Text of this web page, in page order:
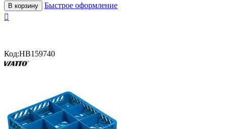
В корзину
Быстрое оформление

Код:HB159740